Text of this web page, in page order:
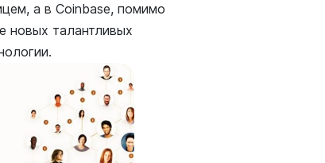
а в Coinbase, помимо
новых талантливых